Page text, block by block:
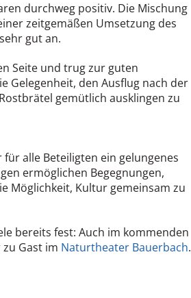
durchweg positiv. Die Mischung
zeitgemäßen Umsetzung des
gut an.
Seite und trug zur guten
Gelegenheit, den Ausflug nach der
gemütlich ausklingen zu
alle Beteiligten ein gelungenes
ermöglichen Begegnungen,
Möglichkeit, Kultur gemeinsam zu
bereits fest: Auch im kommenden
Gast im Naturtheater Bauerbach.